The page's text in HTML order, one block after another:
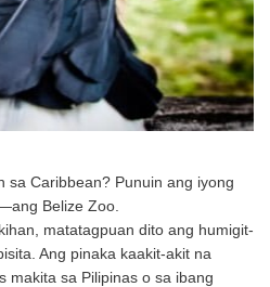
sa Caribbean? Punuin ang iyong
Belize Zoo.
matatagpuan dito ang humigit-
Ang pinaka kaakit-akit na
makita sa Pilipinas o sa ibang